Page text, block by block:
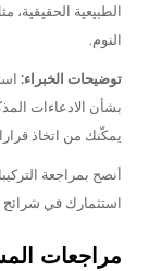
الطبيعية
النوم.
توضيحات الخبراء:
بشأن الادعاءات
يمكّنك من اتخاذ
أنصح بمراجعة
استثمارك في شرائح
مراجعات